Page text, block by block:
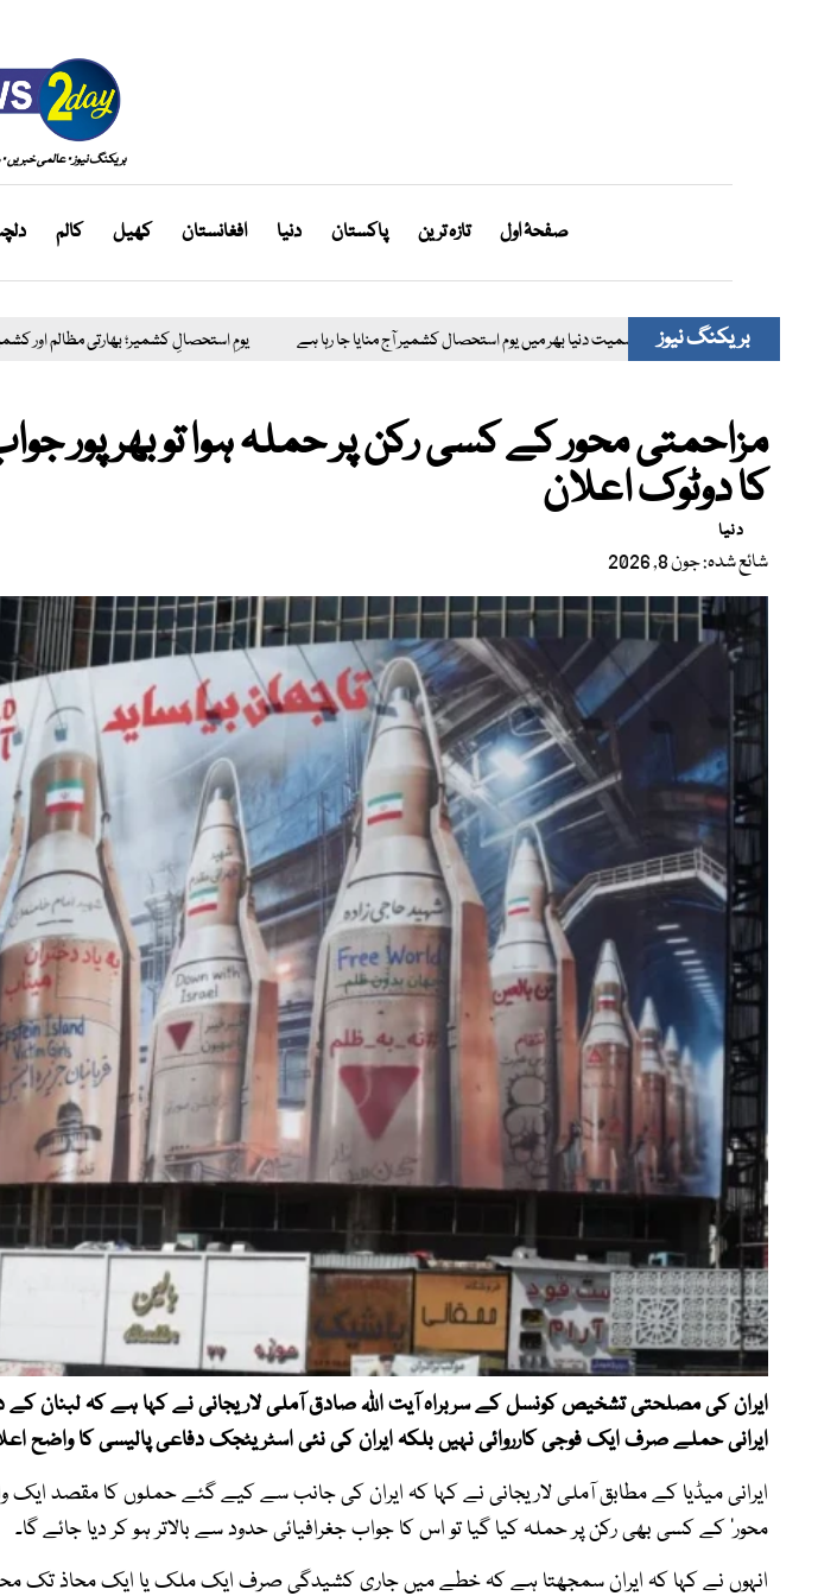
بریکنگ نیوز · عالمی خبریں ·
صفحۂ اول تازہ ترین پاکستان دنیا افغانستان کھیل کالم
بریکنگ نیوز یومِ استحصالِ کشمیر؛ بھارتی پاکستان سمیت دنیا بھر میں یوم استحصال کشمیر آج منایا جا رہا ہے
مزاحمتی محور کے کسی رکن پر حملہ ہوا تو بھرپور
کا دوٹوک اعلان
دنیا
شائع شدہ: جون 8, 2026
ایران کی مصلحتی تشخیص کونسل کے سربراہ آیت اللہ صادق آملی لاریجانی نے کہا ہے کہ لبنان کے
ایرانی حملے صرف ایک فوجی کارروائی نہیں بلکہ ایران کی نئی اسٹریٹجک دفاعی پالیسی کا واضح
ایرانی میڈیا کے مطابق آملی لاریجانی نے کہا کہ ایران کی جانب سے کیے گئے حملوں کا مقصد ایک
محور‘ کے کسی بھی رکن پر حملہ کیا گیا تو اس کا جواب جغرافیائی حدود سے بالاتر ہو کر دیا جائے گا۔
انہوں نے کہا کہ ایران سمجھتا ہے کہ خطے میں جاری کشیدگی صرف ایک ملک یا ایک محاذ تک